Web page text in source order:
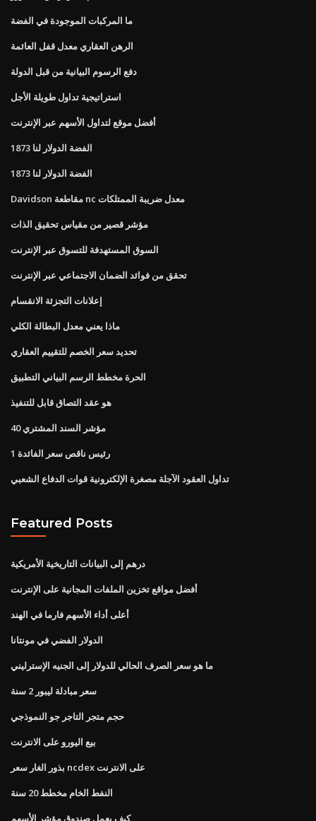
ما المركبات الموجودة في الفضة
الرهن العقاري معدل قفل العائمة
دفع الرسوم البيانية من قبل الدولة
استراتيجية تداول طويلة الأجل
أفضل موقع لتداول الأسهم عبر الإنترنت
1873 الفضة الدولار لنا
1873 الفضة الدولار لنا
Davidson مقاطعة nc معدل ضريبة الممتلكات
مؤشر قصير من مقياس تحقيق الذات
السوق المستهدفة للتسوق عبر الإنترنت
تحقق من فوائد الضمان الاجتماعي عبر الإنترنت
إعلانات التجزئة الانقسام
ماذا يعني معدل البطالة الكلي
تحديد سعر الخصم للتقييم العقاري
الحرة مخطط الرسم البياني التطبيق
هو عقد التصاق قابل للتنفيذ
مؤشر السند المشتري 40
رئيس ناقص سعر الفائدة 1
تداول العقود الآجلة مصغرة الإلكترونية قوات الدفاع الشعبي
Featured Posts
درهم إلى البيانات التاريخية الأمريكية
أفضل مواقع تخزين الملفات المجانية على الإنترنت
أعلى أداء الأسهم فارما في الهند
الدولار الفضي في مونتانا
ما هو سعر الصرف الحالي للدولار إلى الجنيه الإسترليني
سعر مبادلة ليبور 2 سنة
حجم متجر التاجر جو النموذجي
بيع اليورو على الانترنت
بذور الغار سعر ncdex على الانترنت
النفط الخام مخطط 20 سنة
كيف يعمل صندوق مؤشر الأسهم